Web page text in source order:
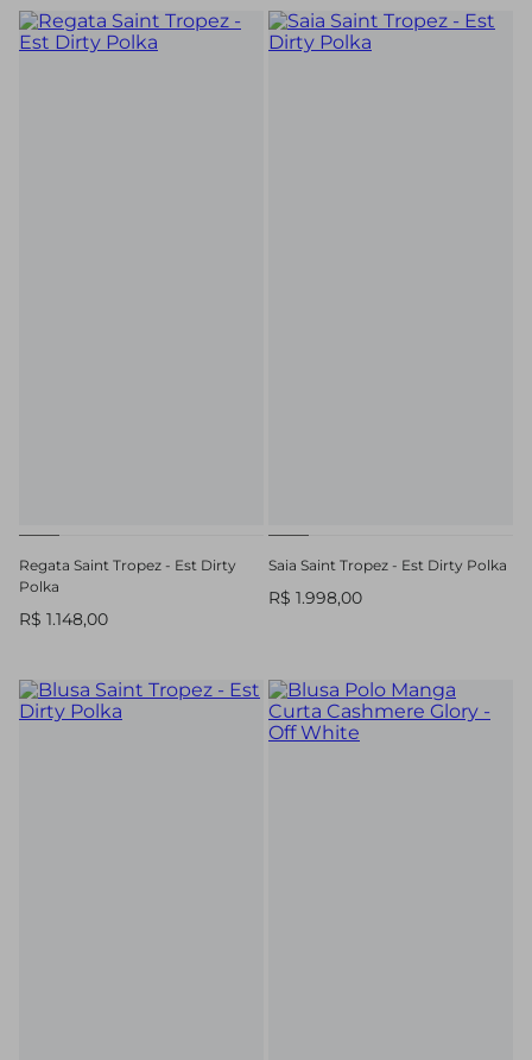
Regata Saint Tropez - Est Dirty
Polka
R$ 1.148,00
Saia Saint Tropez - Est Dirty Polka
R$ 1.998,00